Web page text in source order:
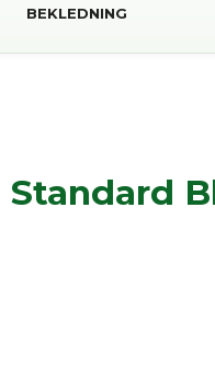
BEKLEDNING
Standard